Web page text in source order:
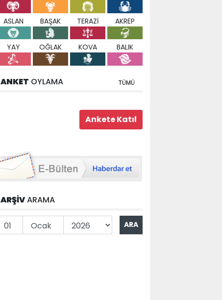
ASLAN BAŞAK TERAZİ AKREP
YAY OĞLAK KOVA BALIK
ANKET OYLAMA TÜMÜ
ARŞİVARAMA